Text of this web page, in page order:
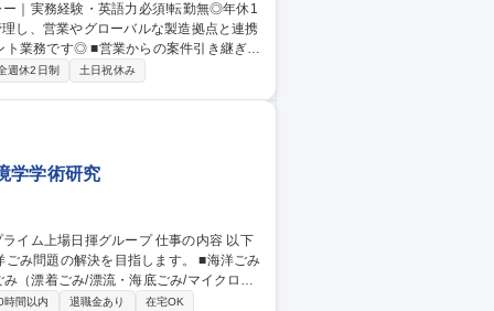
の案件引き継ぎお
細確認と基幹システムへの入力 ■品質要
週休2日制 土日祝休み
学学術研究
み問題の解決を目指します。 ■海洋ごみ
タ解析/漂流シミュレーション） ■発生抑
時間以内 退職金あり
在宅OK